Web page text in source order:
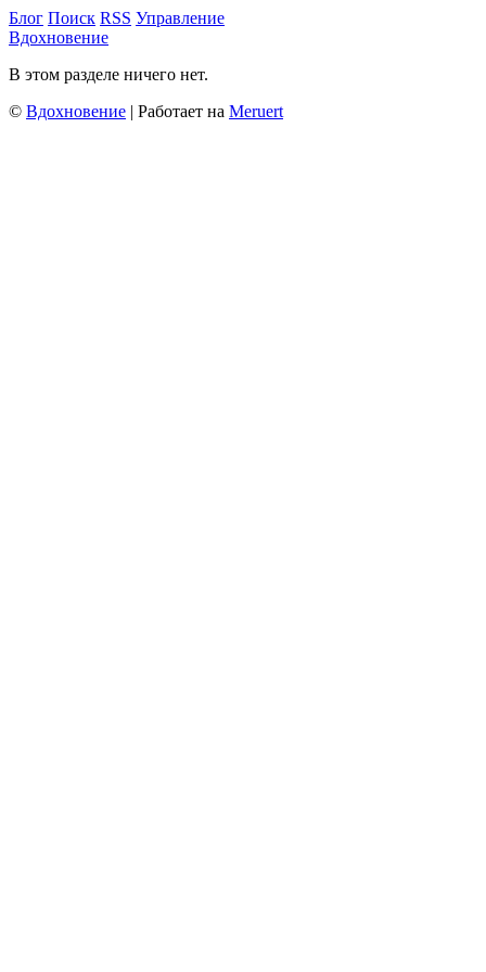
Блог Поиск RSS Управление
Вдохновение
В этом разделе ничего нет.
© Вдохновение | Работает на Meruert